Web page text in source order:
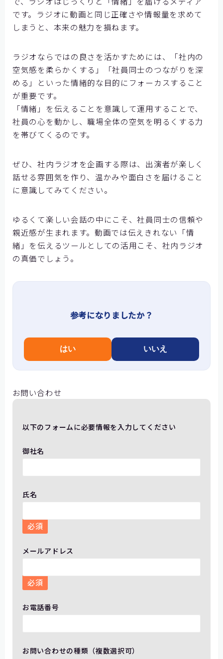
です。ラジオに動画と同じ正確さや情報量を求めて
しまうと、本来の魅力を損ねます。
ラジオならではの良さを活かすためには、「社内の
空気感を柔らかくする」「社員同士のつながりを深
める」といった情緒的な目的にフォーカスすること
が重要です。
「情緒」を伝えることを意識して運用することで、
社員の心を動かし、職場全体の空気を明るくする力
を帯びてくるのです。
ぜひ、社内ラジオを企画する際は、出演者が楽しく
話せる雰囲気を作り、温かみや面白さを届けること
に意識してみてください。
ゆるくて楽しい会話の中にこそ、社員同士の信頼や
親近感が生まれます。動画では伝えきれない「情
緒」を伝えるツールとしての活用こそ、社内ラジオ
の真価でしょう。
参考になりましたか？
はい いいえ
お問い合わせ
以下のフォームに必要情報を入力してください
御社名
氏名
必須
メールアドレス
必須
お電話番号
お問い合わせの種類（複数選択可）